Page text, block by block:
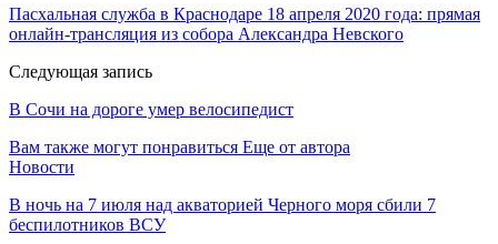
Пасхальная служба в Краснодаре 18 апреля 2020 года: прямая
онлайн-трансляция из собора Александра Невского
Следующая запись
В Сочи на дороге умер велосипедист
Вам также могут понравиться Еще от автора
Новости
В ночь на 7 июля над акваторией Черного моря сбили 7
беспилотников ВСУ